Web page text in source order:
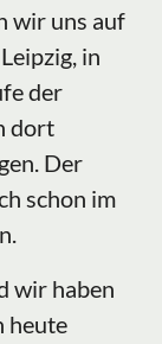
wir uns auf
in
der
dort
Der
schon im
wir haben
heute